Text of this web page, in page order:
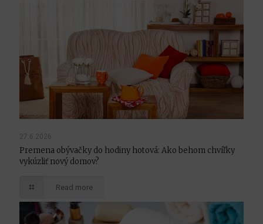
27.6.2026
Premena obývačky do hodiny hotová: Ako behom chvíľky
vykúzliť nový domov?
Read more